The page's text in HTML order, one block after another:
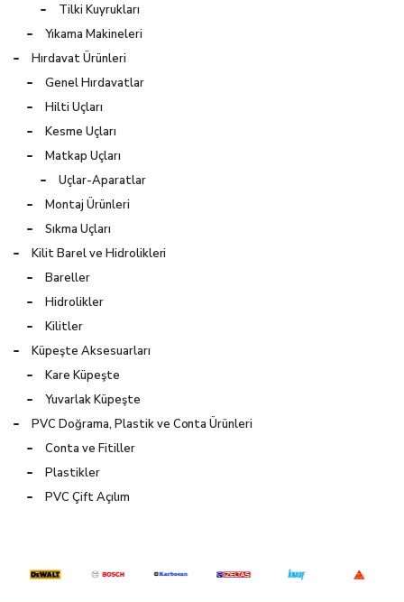
Tilki Kuyrukları
Yıkama Makineleri
Hırdavat Ürünleri
Genel Hırdavatlar
Hilti Uçları
Kesme Uçları
Matkap Uçları
Uçlar-Aparatlar
Montaj Ürünleri
Sıkma Uçları
Kilit Barel ve Hidrolikleri
Bareller
Hidrolikler
Kilitler
Küpeşte Aksesuarları
Kare Küpeşte
Yuvarlak Küpeşte
PVC Doğrama, Plastik ve Conta Ürünleri
Conta ve Fitiller
Plastikler
PVC Çift Açılım